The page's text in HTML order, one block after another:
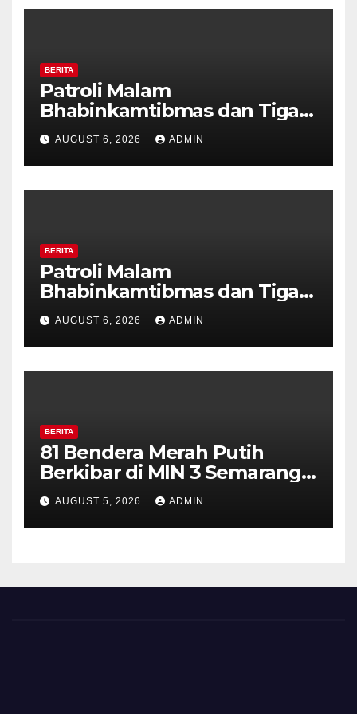
BERITA
Patroli Malam
Bhabinkamtibmas dan Tiga
Pilar Kelurahan Ungaran
Perkuat Kamtibmas, Warga
Diajak Aktifkan Ronda
AUGUST 6, 2026 ADMIN
BERITA
Patroli Malam
Bhabinkamtibmas dan Tiga
Pilar Kelurahan Ungaran
Perkuat Kamtibmas, Warga
Diajak Aktifkan Ronda
AUGUST 6, 2026 ADMIN
BERITA
81 Bendera Merah Putih
Berkibar di MIN 3 Semarang,
Bhabinkamtibmas Desa
Timpik Hadiri Peringatan
HUT ke-81 Kemerdekaan RI
AUGUST 5, 2026 ADMIN